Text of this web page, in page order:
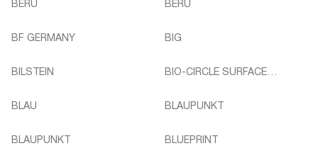
BERU BERU
BF GERMANY BIG
BILSTEIN
BIO-CIRCLE SURFACE
BLAU
BLAUPUNKT
BLAUPUNKT BLUEPRINT